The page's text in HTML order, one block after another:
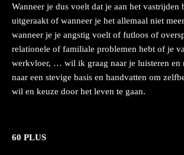
Wanneer je dus voelt dat je aan het vastrijden
uitgeraakt of wanneer je het allemaal niet
wanneer je je angstig voelt of futloos of
relationele of familiale problemen hebt of je
werkvloer, … wil ik graag naar je luisteren en
naar een stevige basis en handvatten om
wil en keuze door het leven te gaan.
60 PLUS